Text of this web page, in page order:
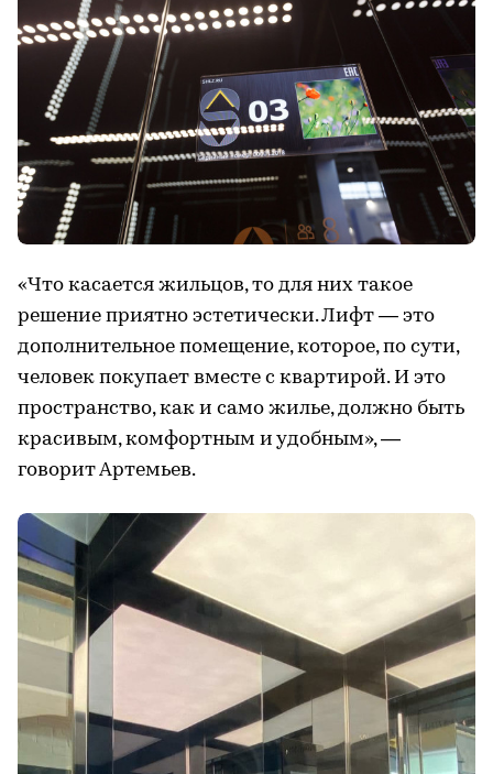
«Что касается жильцов, то для них такое
решение приятно эстетически. Лифт — это
дополнительное помещение, которое, по сути,
человек покупает вместе с квартирой. И это
пространство, как и само жилье, должно быть
красивым, комфортным и удобным», —
говорит Артемьев.